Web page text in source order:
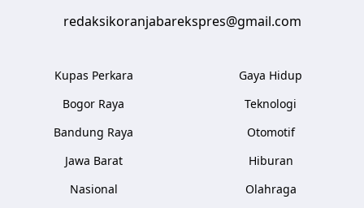
redaksikoranjabarekspres@gmail.com
Kupas Perkara
Bogor Raya
Bandung Raya
Jawa Barat
Nasional
Gaya Hidup
Teknologi
Otomotif
Hiburan
Olahraga